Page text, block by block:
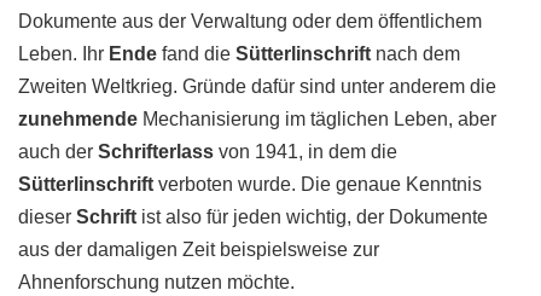
Dokumente aus der Verwaltung oder dem öffentlichem
Leben. Ihr Ende fand die Sütterlinschrift nach dem
Zweiten Weltkrieg. Gründe dafür sind unter anderem die
zunehmende Mechanisierung im täglichen Leben, aber
auch der Schrifterlass von 1941, in dem die
Sütterlinschrift verboten wurde. Die genaue Kenntnis
dieser Schrift ist also für jeden wichtig, der Dokumente
aus der damaligen Zeit beispielsweise zur
Ahnenforschung nutzen möchte.